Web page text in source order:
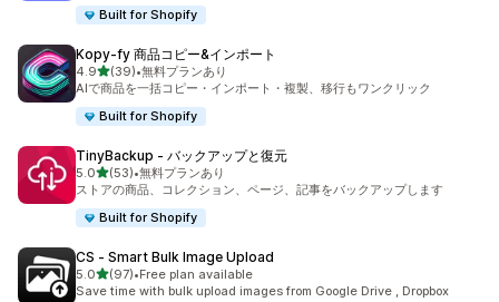
Built for Shopify
Kopy‑fy 商品コピー&インポート
4.95つ星中
(39)
合計レビュー数：39件
•無料プランあり
AIで商品を一括コピー・インポート・複製、移行もワンクリック
Built for Shopify
TinyBackup ‑ バックアップと復元
5.05つ星中
(53)
合計レビュー数：53件
•無料プランあり
ストアの商品、コレクション、ページ、記事をバックアップします
Built for Shopify
CS ‑ Smart Bulk Image Upload
5.05つ星中
(97)
合計レビュー数：97件
•Free plan available
Save time with bulk upload images from Google Drive , Dropbox